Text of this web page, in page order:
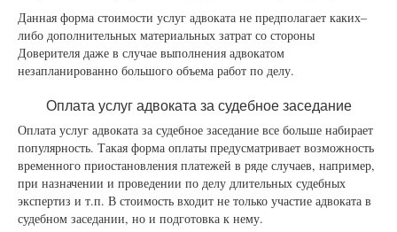
Данная форма стоимости услуг адвоката не предполагает каких–
либо дополнительных материальных затрат со стороны
Доверителя даже в случае выполнения адвокатом
незапланированно большого объема работ по делу.
Оплата услуг адвоката за судебное заседание
Оплата услуг адвоката за судебное заседание все больше набирает
популярность. Такая форма оплаты предусматривает возможность
временного приостановления платежей в ряде случаев, например,
при назначении и проведении по делу длительных судебных
экспертиз и т.п. В стоимость входит не только участие адвоката в
судебном заседании, но и подготовка к нему.